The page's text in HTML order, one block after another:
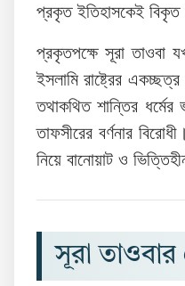
প্রকৃত ইতিহাসকেই
প্রকৃতপক্ষে সূরা তাওবা
ইসলামি রাষ্ট্রের
তথাকথিত শান্তির
তাফসীরের বর্ণনার
নিয়ে বানোয়াট ও
সূরা